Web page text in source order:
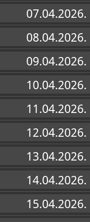
07.04.2026.
08.04.2026.
09.04.2026.
10.04.2026.
11.04.2026.
12.04.2026.
13.04.2026.
14.04.2026.
15.04.2026.
knjižnice(2)